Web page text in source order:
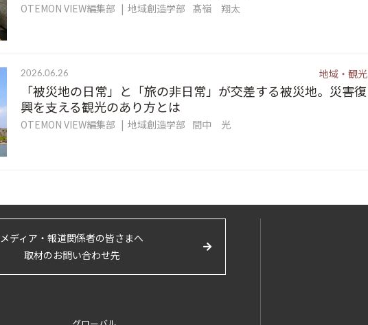
OTEMON VIEW編集部 地域創造学部 髙嶺 翔太
2026.06.26 地域・観光
「被災地の日常」と「旅の非日常」が交差する被災地。災害復
興を支える観光のあり方とは
OTEMON VIEW編集部 地域創造学部 間中 光
メディア・報道関係者の皆さまへ
取材のお問い合わせ先